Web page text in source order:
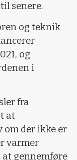
senere.
og teknik
og
i
fra
at
om der ikke er
varmer
gennemføre